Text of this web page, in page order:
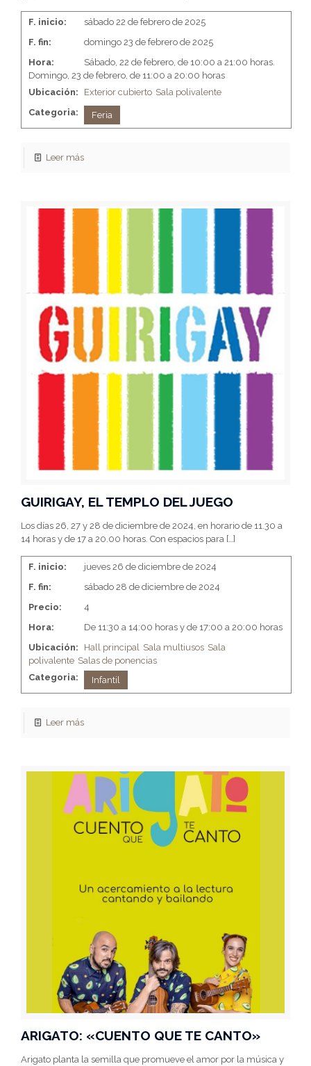
F. inicio:
sábado 22 de febrero de 2025
F. fin:
domingo 23 de febrero de 2025
Hora:
Sábado, 22 de febrero, de 10:00 a 21:00 horas.
Domingo, 23 de febrero, de 11:00 a 20:00 horas
Ubicación:
Exterior cubierto Sala polivalente
Categoria:
Feria
Leer más
GUIRIGAY, EL TEMPLO DEL JUEGO
Los días 26, 27 y 28 de diciembre de 2024, en horario de 11.30 a
14 horas y de 17 a 20.00 horas. Con espacios para […]
F. inicio:
jueves 26 de diciembre de 2024
F. fin:
sábado 28 de diciembre de 2024
Precio:
4
Hora:
De 11:30 a 14:00 horas y de 17:00 a 20:00 horas
Ubicación:
Hall principal Sala multiusos Sala
polivalente Salas de ponencias
Categoria:
Infantil
Leer más
ARIGATO: «CUENTO QUE TE CANTO»
Arigato planta la semilla que promueve el amor por la música y